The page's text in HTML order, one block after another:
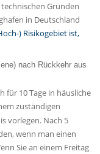
Gründen
in Deutschland
) Risikogebiet ist,
nach Rückkehr aus
für 10 Tage in häusliche
zuständigen
vorlegen. Nach 5
wenn man einen
Sie an einem Freitag